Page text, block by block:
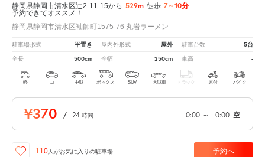
静岡県静岡市清水区辻2-11-15から 529m 徒歩 7～10分
予約できてオススメ！
静岡県静岡市清水区袖師町1575-76 丸岩ラーメン
駐車場形式 平置き 屋内外形式 屋外 駐車台数 5台
全長 500cm 全幅 250cm 車高 -
軽 コ 中型 ボックス SUV 大型車 トラック 原付 バイク
¥370 / 24 時間 0:00 ～ 0:00 空
110 人がお気に入りの駐車場 予約へ